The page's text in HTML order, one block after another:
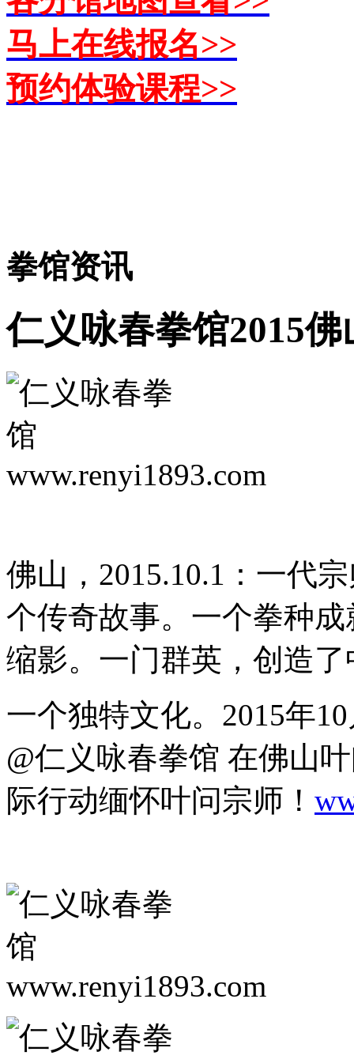
马上在线报名>>
预约体验课程>>
拳馆资讯
仁义咏春拳馆2015
佛山，2015.10.1：一代
个传奇故事。一个拳种
缩影。一门群英，创造
一个独特文化。2015年
@仁义咏春拳馆 在佛山
际行动缅怀叶问宗师！